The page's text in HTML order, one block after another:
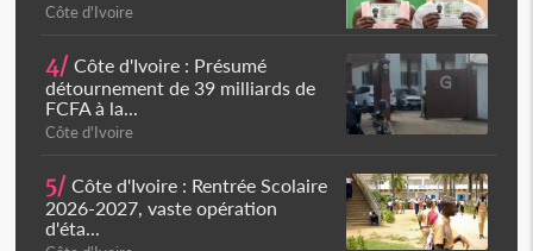
Côte d'Ivoire
4/ Côte d'Ivoire : Présumé
détournement de 39 milliards de
FCFA à la...
Côte d'Ivoire
5/ Côte d'Ivoire : Rentrée Scolaire
2026-2027, vaste opération
d'éta...